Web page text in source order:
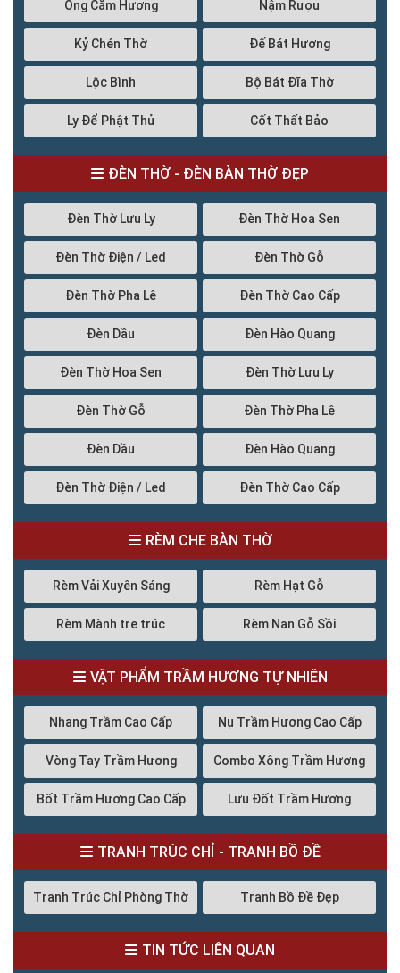
Ông Cắm Hương Nậm Rượu
Kỷ Chén Thờ Đế Bát Hương
Lộc Bình Bộ Bát Đĩa Thờ
Ly Để Phật Thủ Cốt Thất Bảo
ĐÈN THỜ - ĐÈN BÀN THỜ ĐẸP
Đèn Thờ Lưu Ly Đèn Thờ Hoa Sen
Đèn Thờ Điện / Led Đèn Thờ Gỗ
Đèn Thờ Pha Lê Đèn Thờ Cao Cấp
Đèn Dầu Đèn Hào Quang
Đèn Thờ Hoa Sen Đèn Thờ Lưu Ly
Đèn Thờ Gỗ Đèn Thờ Pha Lê
Đèn Dầu Đèn Hào Quang
Đèn Thờ Điện / Led Đèn Thờ Cao Cấp
RÈM CHE BÀN THỜ
Rèm Vải Xuyên Sáng Rèm Hạt Gỗ
Rèm Mành tre trúc Rèm Nan Gỗ Sồi
VẬT PHẨM TRẦM HƯƠNG TỰ NHIÊN
Nhang Trầm Cao Cấp Nụ Trầm Hương Cao Cấp
Vòng Tay Trầm Hương Combo Xông Trầm Hương
Bốt Trầm Hương Cao Cấp Lưu Đốt Trầm Hương
TRANH TRÚC CHỈ - TRANH BỒ ĐỀ
Tranh Trúc Chỉ Phòng Thờ Tranh Bồ Đề Đẹp
TIN TỨC LIÊN QUAN